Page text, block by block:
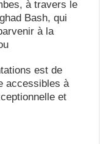
à travers le
Bash, qui
à la
est de
accessibles à
et